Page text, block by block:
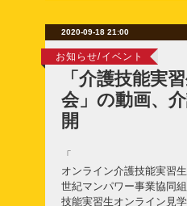
2020-09-18 21:00
お知らせ/イベント
「介護技能実
会」の動画、
開
「
オンライン介護技能実習
世紀マンパワー事業協同
技能実習生オンライン見